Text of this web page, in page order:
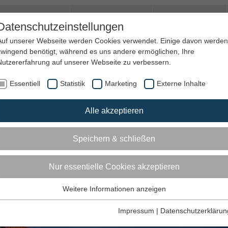
in Konken - eine Gemeinschaft
unserer Webseite werden Cookies verwendet. Einige davon werden
benötigt, während es uns andere ermöglichen, Ihre
auf unserer Webseite zu verbessern.
Essentiell Statistik Marketing Externe Inhalte
Alle akzeptieren
Speichern & schließen
Nur essentielle Cookies akzeptieren
Diese Tags und Cookies werden für die Grundfunktionen der
Weitere Informationen anzeigen
Impressum |